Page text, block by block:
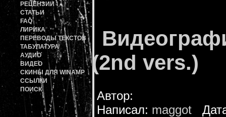
РЕЦЕНЗИИ
СТАТЬИ
FAQ
ЛИРИКА
ПЕРЕВОДЫ ТЕКСТОВ
ТАБУЛАТУРА
АУДИО
ВИДЕО
СКИНЫ ДЛЯ WINAMP
ССЫЛКИ
ПОИСК
(2nd vers.)
Автор:
Написал: maggot